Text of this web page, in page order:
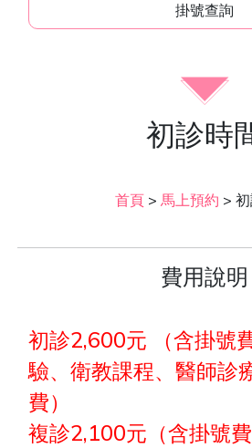
掛號查詢
初診時
首頁 > 馬上預約 >
費用說明
初診2,600元 （含掛號
驗、衛教課程、醫師診
費）
複診2,100元（含掛號費